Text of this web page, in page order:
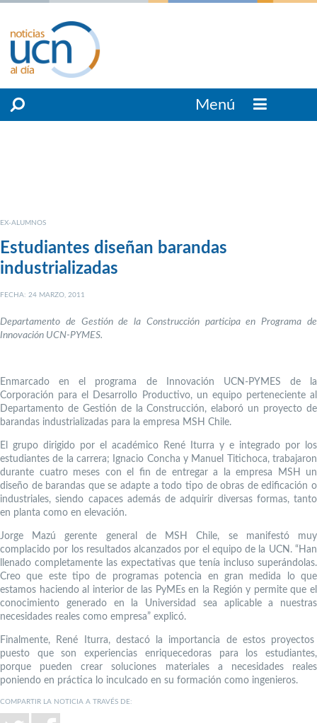
Menú
EX-ALUMNOS
Estudiantes diseñan barandas
industrializadas
FECHA: 24 MARZO, 2011
Departamento de Gestión de la Construcción participa en Programa de
Innovación UCN-PYMES.
Enmarcado en el programa de Innovación UCN-PYMES de la
Corporación para el Desarrollo Productivo, un equipo perteneciente al
Departamento de Gestión de la Construcción, elaboró un proyecto de
barandas industrializadas para la empresa MSH Chile.
El grupo dirigido por el académico René Iturra y e integrado por los
estudiantes de la carrera; Ignacio Concha y Manuel Titichoca, trabajaron
durante cuatro meses con el fin de entregar a la empresa MSH un
diseño de barandas que se adapte a todo tipo de obras de edificación o
industriales, siendo capaces además de adquirir diversas formas, tanto
en planta como en elevación.
Jorge Mazú gerente general de MSH Chile, se manifestó muy
complacido por los resultados alcanzados por el equipo de la UCN. “Han
llenado completamente las expectativas que tenía incluso superándolas.
Creo que este tipo de programas potencia en gran medida lo que
estamos haciendo al interior de las PyMEs en la Región y permite que el
conocimiento generado en la Universidad sea aplicable a nuestras
necesidades reales como empresa” explicó.
Finalmente, René Iturra, destacó la importancia de estos proyectos
puesto que son experiencias enriquecedoras para los estudiantes,
porque pueden crear soluciones materiales a necesidades reales
poniendo en práctica lo inculcado en su formación como ingenieros.
COMPARTIR LA NOTICIA A TRAVÉS DE: